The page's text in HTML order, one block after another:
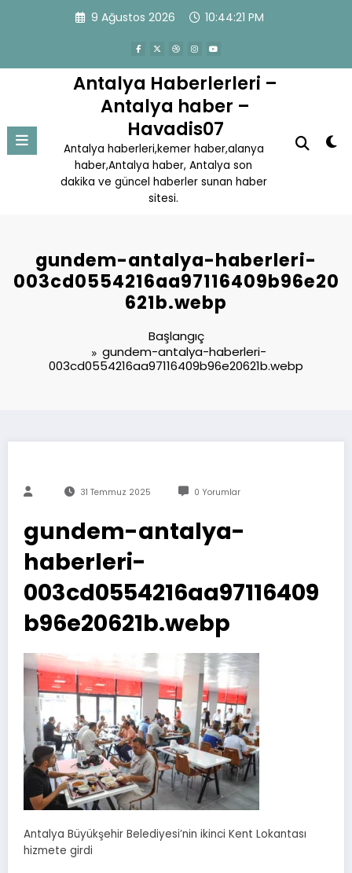
9 Ağustos 2026 10:44:21 PM
Antalya Haberlerleri –
Antalya haber –
Havadis07
Antalya haberleri,kemer haber,alanya
haber,Antalya haber, Antalya son
dakika ve güncel haberler sunan haber
sitesi.
gundem-antalya-haberleri-
003cd0554216aa97116409b96e20
621b.webp
Başlangıç
gundem-antalya-haberleri-
003cd0554216aa97116409b96e20621b.webp
31 Temmuz 2025 0 Yorumlar
gundem-antalya-
haberleri-
003cd0554216aa97116409
b96e20621b.webp
Antalya Büyükşehir Belediyesi’nin ikinci Kent Lokantası
hizmete girdi